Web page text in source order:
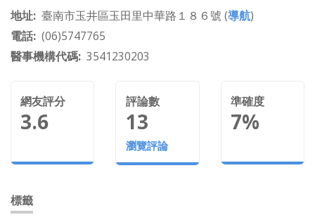
地址 臺南市玉井區玉田里中華路１８６號 (導航)
電話 (06)5747765
醫事機構代碼 3541230203
網友評分
3.6
評論數
13
瀏覽評論
準確度
7%
標籤